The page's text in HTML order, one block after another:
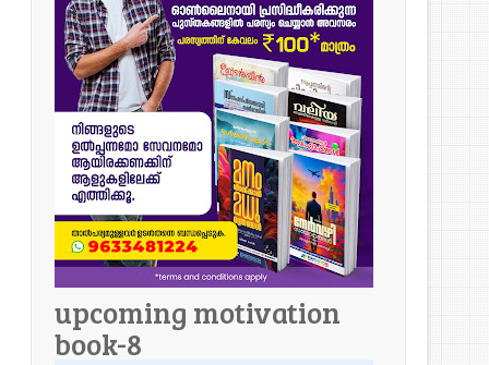
upcoming motivation
book-8